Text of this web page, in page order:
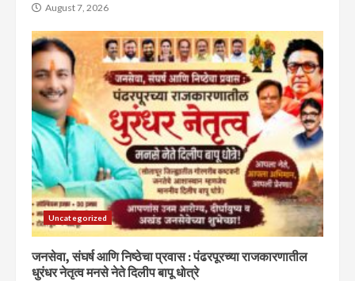
August 7, 2026
Uncategorized
जनसेवा, संघर्ष आणि निष्ठेचा प्रवास : पंढरपूरच्या राजकारणातील
धुरंधर नेतृत्व मनसे नेते दिलीप बापू धोत्रे